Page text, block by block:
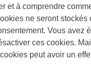
et à comprendre
ne seront stockés
Vous avez
ces cookies.
peut avoir un